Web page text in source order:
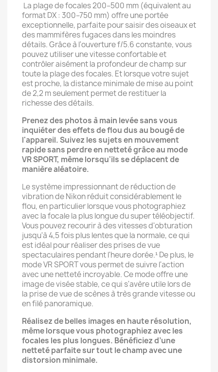
La plage de focales 200–500 mm (équivalent au
format DX : 300–750 mm) offre une portée
exceptionnelle, parfaite pour saisir des oiseaux et
des mammifères fugaces dans les moindres
détails. Grâce à l'ouverture f/5.6 constante, vous
pouvez utiliser une vitesse confortable et
contrôler aisément la profondeur de champ sur
toute la plage des focales. Et lorsque votre sujet
est proche, la distance minimale de mise au point
de 2,2 m seulement permet de restituer la
richesse des détails.
Prenez des photos à main levée sans vous
inquiéter des effets de flou dus au bougé de
l'appareil. Suivez les sujets en mouvement
rapide sans perdre en netteté grâce au mode
VR SPORT, même lorsqu'ils se déplacent de
manière aléatoire.
Le système impressionnant de réduction de
vibration de Nikon réduit considérablement le
flou, en particulier lorsque vous photographiez
avec la focale la plus longue du super téléobjectif.
Vous pouvez recourir à des vitesses d'obturation
jusqu'à 4,5 fois plus lentes que la normale, ce qui
est idéal pour réaliser des prises de vue
spectaculaires pendant l'heure dorée.¹ De plus, le
mode VR SPORT vous permet de suivre l'action
avec une netteté incroyable. Ce mode offre une
image de visée stable, ce qui s'avère utile lors de
la prise de vue de scènes à très grande vitesse ou
en filé panoramique.
Réalisez de belles images en haute résolution,
même lorsque vous photographiez avec les
focales les plus longues. Bénéficiez d’une
netteté parfaite sur tout le champ avec une
distorsion minimale.